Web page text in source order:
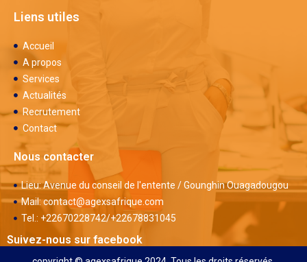
Liens utiles
Accueil
A propos
Services
Actualités
Recrutement
Contact
Nous contacter
Lieu: Avenue du conseil de l'entente / Gounghin Ouagadougou
Mail: contact@agexsafrique.com
Tel.: +22670228742/+22678831045
Suivez-nous sur facebook